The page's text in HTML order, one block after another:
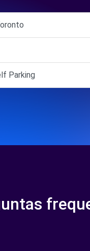
Parking